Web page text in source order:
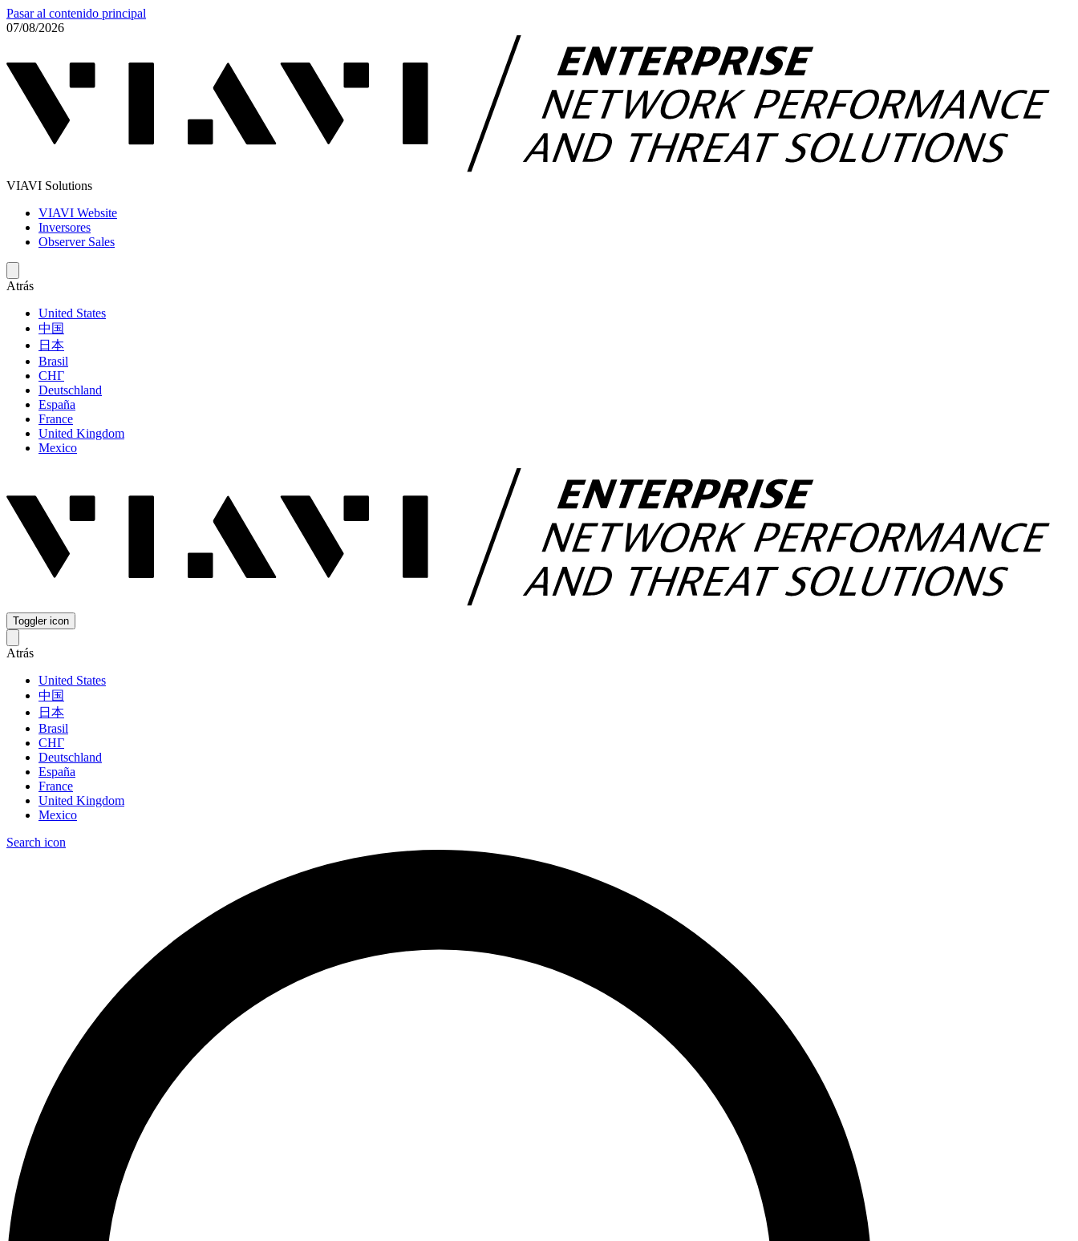
Pasar al contenido principal
07/08/2026
VIAVI Solutions
VIAVI Website
Inversores
Observer Sales
Atrás
United States
中国
日本
Brasil
СНГ
Deutschland
España
France
United Kingdom
Mexico
Toggler icon
Atrás
United States
中国
日本
Brasil
СНГ
Deutschland
España
France
United Kingdom
Mexico
Search icon